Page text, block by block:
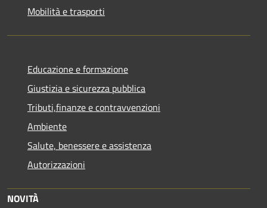
Mobilità e trasporti
Educazione e formazione
Giustizia e sicurezza pubblica
Tributi,finanze e contravvenzioni
Ambiente
Salute, benessere e assistenza
Autorizzazioni
NOVITÀ